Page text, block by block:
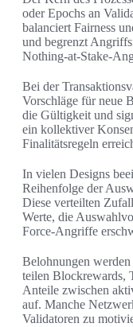
oder Epochs an
balanciert Fairness
und begrenzt
Nothing-at-Stake-
Bei der
Vorschläge für neue
die Gültigkeit und
ein kollektiver
Finalitätsregeln
In vielen Designs
Reihenfolge der
Diese verteilten
Werte, die
Force-Angriffe
Belohnungen
teilen Blockrewards,
Anteile zwischen
auf. Manche
Validatoren zu